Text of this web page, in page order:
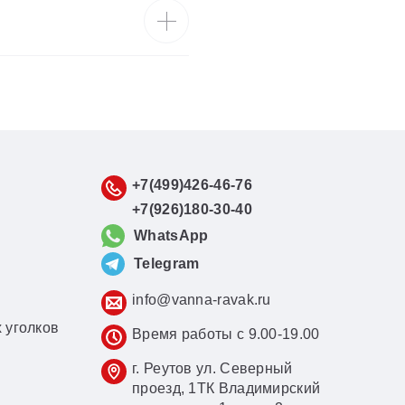
+7(499)426-46-76
+7(926)180-30-40
WhatsApp
Telegram
info@vanna-ravak.ru
Время работы с 9.00-19.00
г. Реутов ул. Северный
проезд, 1ТК Владимирский